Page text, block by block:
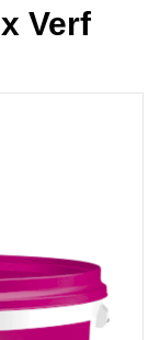
Verf